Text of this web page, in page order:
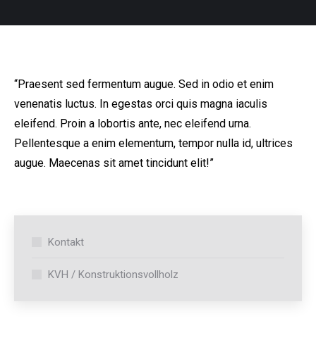
“Praesent sed fermentum augue. Sed in odio et enim
venenatis luctus. In egestas orci quis magna iaculis
eleifend. Proin a lobortis ante, nec eleifend urna.
Pellentesque a enim elementum, tempor nulla id, ultrices
augue. Maecenas sit amet tincidunt elit!”
Kontakt
KVH / Konstruktionsvollholz